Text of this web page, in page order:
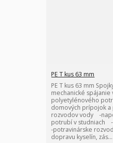
PE T kus 63 mm
PE T kus 63 mm
mechanické spájanie
polyetylénového
domových prípojok a
rozvodov vody -
potrubí v studniach
-potravinárske
dopravu kyselín, zás...